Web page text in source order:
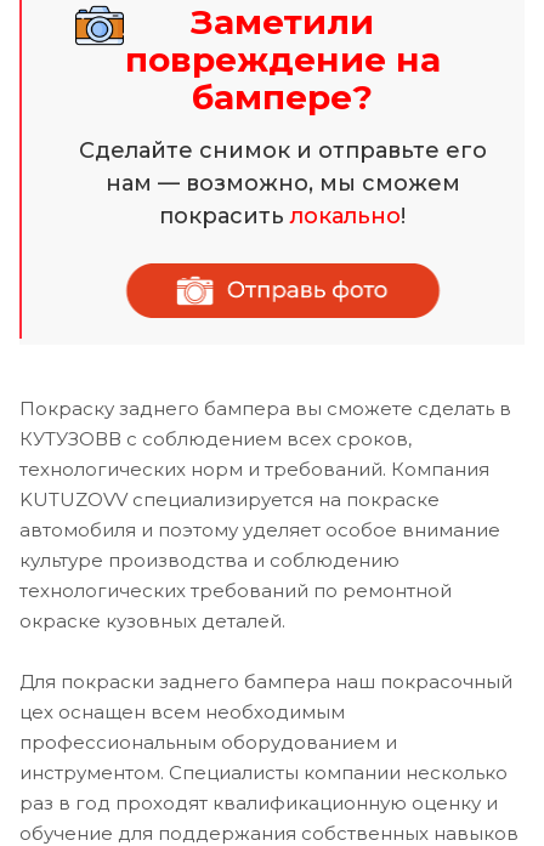
Заметили
повреждение на
бампере?
Сделайте снимок и отправьте его
нам — возможно, мы сможем
покраситьлокально!
Покраску заднего бампера вы сможете сделать в
КУТУЗОВВ с соблюдением всех сроков,
технологических норм и требований. Компания
KUTUZOVV специализируется на покраске
автомобиля и поэтому уделяет особое внимание
культуре производства и соблюдению
технологических требований по ремонтной
окраске кузовных деталей.
Для покраски заднего бампера наш покрасочный
цех оснащен всем необходимым
профессиональным оборудованием и
инструментом. Специалисты компании несколько
раз в год проходят квалификационную оценку и
обучение для поддержания собственных навыков